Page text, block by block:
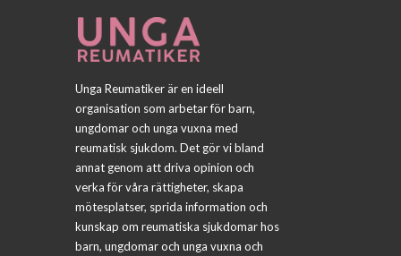
Unga Reumatiker är en ideell
organisation som arbetar för barn,
ungdomar och unga vuxna med
reumatisk sjukdom. Det gör vi bland
annat genom att driva opinion och
verka för våra rättigheter, skapa
mötesplatser, sprida information och
kunskap om reumatiska sjukdomar hos
barn, ungdomar och unga vuxna och